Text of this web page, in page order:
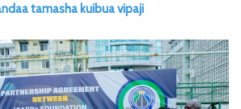
tamasha kuibua vipaji